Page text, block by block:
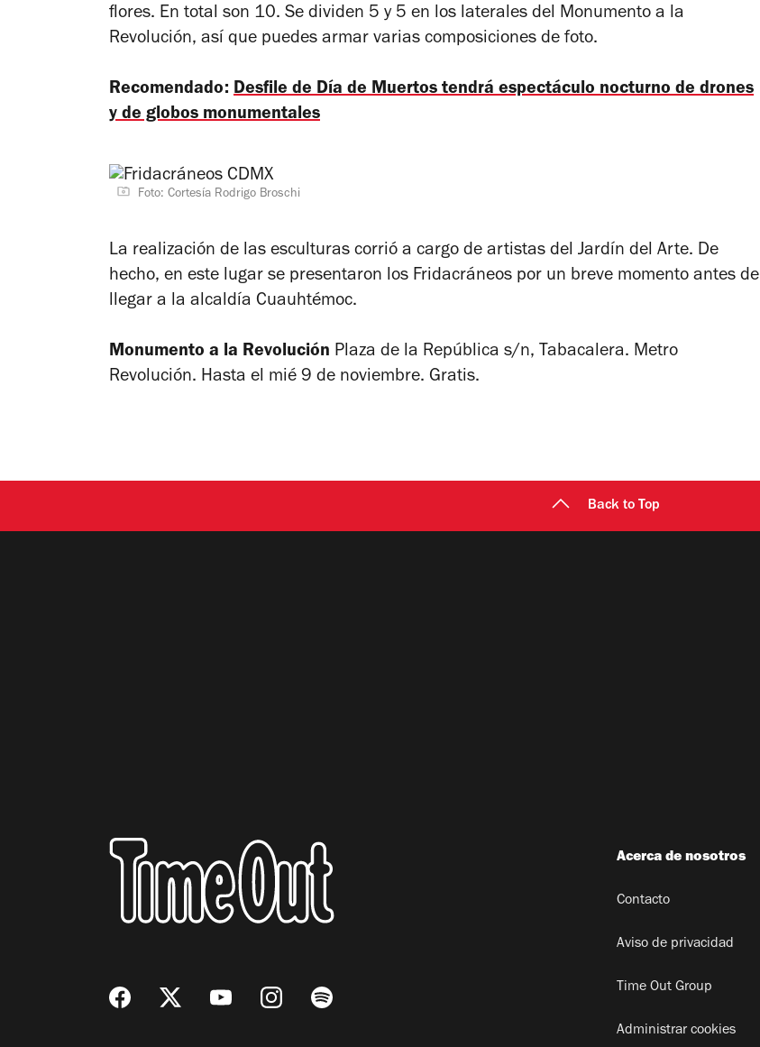
flores. En total son 10. Se dividen 5 y 5 en los laterales del Monumento a la
Revolución, así que puedes armar varias composiciones de foto.
Recomendado: Desfile de Día de Muertos tendrá espectáculo nocturno de drones
y de globos monumentales
Foto: Cortesía Rodrigo Broschi
La realización de las esculturas corrió a cargo de artistas del Jardín del Arte. De
hecho, en este lugar se presentaron los Fridacráneos por un breve momento antes de
llegar a la alcaldía Cuauhtémoc.
Monumento a la Revolución Plaza de la República s/n, Tabacalera. Metro
Revolución. Hasta el mié 9 de noviembre. Gratis.
Back to Top
Acerca de nosotros
Contacto
Aviso de privacidad
Time Out Group
Administrar cookies